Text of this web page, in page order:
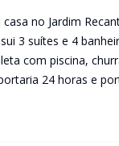
no Jardim
3 suítes e 4
com piscina,
24 horas e